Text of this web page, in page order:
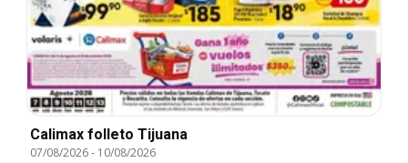
Calimax folleto Tijuana
07/08/2026- 10/08/2026